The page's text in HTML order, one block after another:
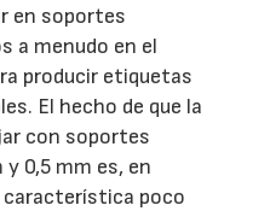
en soportes
a menudo en el
producir etiquetas
El hecho de que la
con soportes
0,5 mm es, en
característica poco